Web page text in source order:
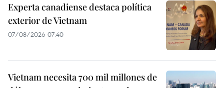
Experta canadiense destaca política
exterior de Vietnam
07/08/2026 07:40
Vietnam necesita 700 mil millones de